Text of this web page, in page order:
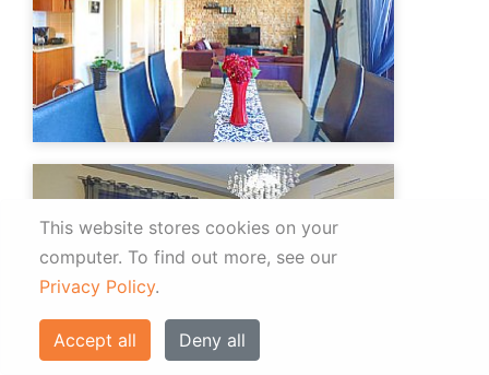
This website stores cookies on your
computer. To find out more, see our
Privacy Policy.
Accept all Deny all